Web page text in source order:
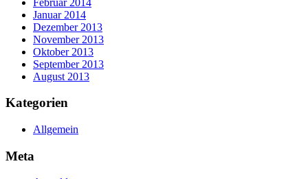
Januar 2014
Dezember 2013
November 2013
Oktober 2013
September 2013
August 2013
Kategorien
Allgemein
Meta